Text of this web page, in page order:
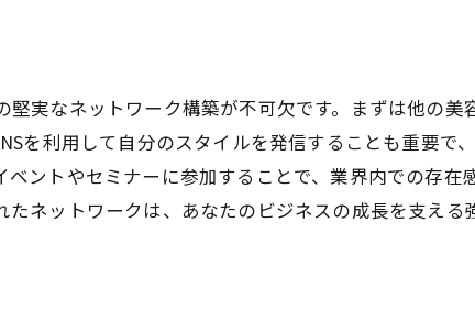
ルエンサーとの連携
くサービス開発
分析と応用
した新メニュー
実なネットワーク構築が不可欠です。まずは他の美
を利用して自分のスタイルを発信することも重要で
ントやセミナーに参加することで、業界内での存在
ネットワークは、あなたのビジネスの成長を支える